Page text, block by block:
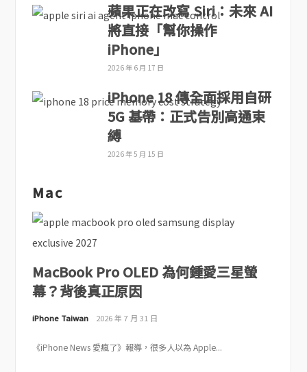
蘋果正在改寫 Siri：未來 AI
將直接「幫你操作
iPhone」
2026 年 6 月 17 日
iPhone 18 傳全面採用自研
5G 基帶：正式告別高通束
縛
2026 年 5 月 15 日
Mac
MacBook Pro OLED 為何鍾愛三星螢
幕？背後真正原因
iPhone Taiwan 2026 年 7 月 31 日
《iPhone News 愛瘋了》報導，很多人以為 Apple...